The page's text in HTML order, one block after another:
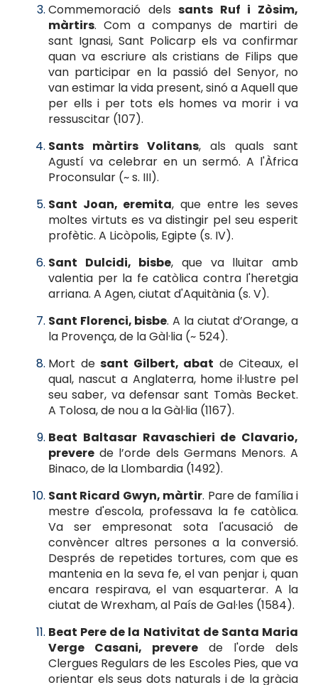
Commemoració delssants Ruf i Zòsim,
màrtirs. Com a companys de martiri de
sant Ignasi, Sant Policarp els va confirmar
quan va escriure als cristians de Filips que
van participar en la passió del Senyor, no
van estimar la vida present, sinó a Aquell que
per ells i per tots els homes va morir i va
ressuscitar (107).
Sants màrtirs Volitans, als quals sant
Agustí va celebrar en un sermó. A l'Àfrica
Proconsular (~ s. III).
Sant Joan, eremita, que entre les seves
moltes virtuts es va distingir pel seu esperit
profètic. A Licòpolis, Egipte (s. IV).
Sant Dulcidi, bisbe, que va lluitar amb
valentia per la fe catòlica contra l'heretgia
arriana. A Agen, ciutat d'Aquitània (s. V).
Sant Florenci, bisbe. A la ciutat d’Orange, a
la Provença, de la Gàl·lia (~ 524).
Mort desant Gilbert, abat de Citeaux, el
qual, nascut a Anglaterra, home il·lustre pel
seu saber, va defensar sant Tomàs Becket.
A Tolosa, de nou a la Gàl·lia (1167).
Beat Baltasar Ravaschieri de Clavario,
prevere de l’orde dels Germans Menors. A
Binaco, de la Llombardia (1492).
Sant Ricard Gwyn, màrtir. Pare de família i
mestre d'escola, professava la fe catòlica.
Va ser empresonat sota l'acusació de
convèncer altres persones a la conversió.
Després de repetides tortures, com que es
mantenia en la seva fe, el van penjar i, quan
encara respirava, el van esquarterar. A la
ciutat de Wrexham, al País de Gal·les (1584).
Beat Pere de la Nativitat de Santa Maria
Verge Casani, prevere de l'orde dels
Clergues Regulars de les Escoles Pies, que va
orientar els seus dots naturals i de la gràcia